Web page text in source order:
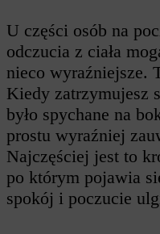
U części osób na
odczucia z ciała
nieco wyraźniejsze.
Kiedy zatrzymujesz
było spychane na
prostu wyraźniej
Najczęściej jest to
po którym pojawia
spokój i poczucie